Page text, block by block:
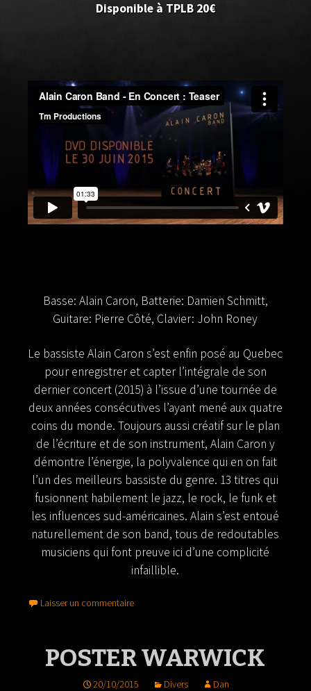
Disponible à TPLB 20€
Basse: Alain Caron, Batterie: Damien Schmitt,
Guitare: Pierre Côté, Clavier: John Roney
Le bassiste Alain Caron s’est enfin posé au Quebec
pour enregistrer et capter l’intégrale de son
dernier concert (2015) à l’issue d’une tournée de
deux années consécutives l’ayant mené aux quatre
coins du monde. Toujours aussi créatif sur le plan
de l’écriture et de son instrument, Alain Caron y
démontre l’énergie, la polyvalence qui en on fait
l’un des meilleurs bassiste du genre. 13 titres qui
fusionnent habilement le jazz, le rock, le funk et
les influences sud-américaines. Alain s’est entoué
naturellement de son band, tous de redoutables
musiciens qui font preuve ici d’une complicité
infaillible.
Laisser un commentaire
POSTER WARWICK
20/10/2015 Divers Dan